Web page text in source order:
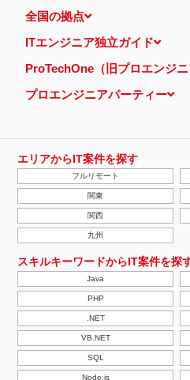
本人が容易に認識できない方法に
当ウェブサイトでは、広告配信事
し、特定のサイトにおいて行動タ
報などをもとにユーザーの興味・
告手法）を行っております。 その
情報を採取するためCookieを使
定・識別できるような情報は一切
正、その他個人情報の安全管理の
ます。
当社の個人情報の取扱いに関する
株式会社ＰＥ－ＢＡＮＫ 個人情
FAX：03-3446-4180
Email：privacy@mcea.co.jp
全国の拠点
ITエンジニア独立ガイド
ProTechOne（旧プロエンジ
プロエンジニアパーティー
エリアからIT案件を探す
フルリモート
関東
関西
九州
スキルキーワードからIT案件を探
Java
PHP
.NET
VB.NET
SQL
Node.js